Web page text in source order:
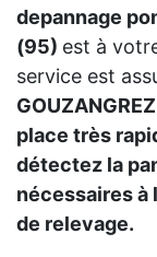
depannage
(95) est à
service est
GOUZANGREZ
place très
détectez la
nécessaires à
de relevage.